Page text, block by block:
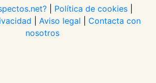
Política de cookies
Aviso legal
Contacta con
nosotros